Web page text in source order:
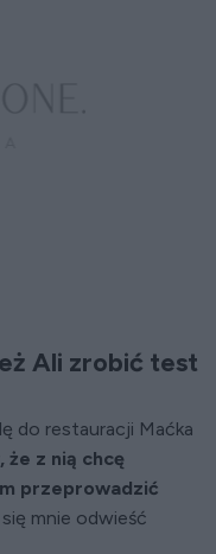
Ali zrobić test
do restauracji Maćka
że z nią chcę
przeprowadzić
się mnie odwieść